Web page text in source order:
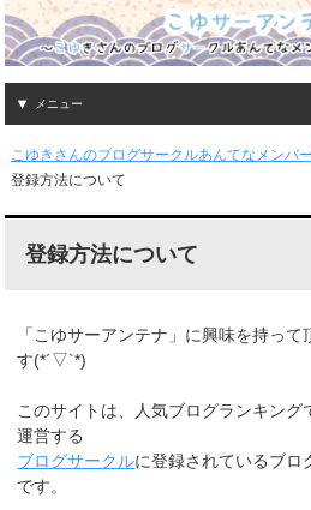
メニュー
こゆきさんのブログサークルあんてなメンバ
登録方法について
登録方法について
「こゆサーアンテナ」に興味を持っ
す(*´▽`*)
このサイトは、人気ブログランキン
運営する
ブログサークルに登録されているブロ
です。